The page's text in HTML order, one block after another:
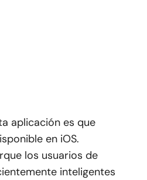
aplicación es que
en iOS.
los usuarios de
inteligentes